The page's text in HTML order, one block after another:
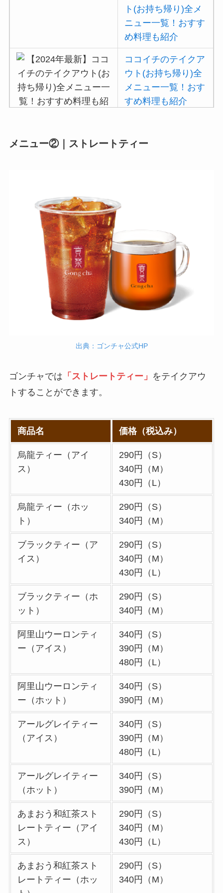
説
すき家の宅配メニュ
ー一覧！出前デリバ
リーの注文方法も解
説
ト(お持ち帰り)全メ
ニュー一覧！おすす
め料理も紹介
ココイチのテイクア
ウト(お持ち帰り)全
メニュー一覧！おす
すめ料理も紹介
吉野家の注文方法や
頼み方まとめ！利用
グ！多い順に全メニ
ューまとめ
デニーズの宅配メニ
ュー一覧！出前デリ
バリーの注文方法も
解説
法や頼み方まとめ！
も解説
多い順に全メニュー
まとめ
丸亀製麺のテイクア
ウト(お持ち帰り)全
メニュー一覧！おす
すめうどんも紹介
丸亀製麺の宅配メニ
ュー一覧！出前デリ
バリーの注文方法も
解説
リンガーハットのテ
イクアウト(お持ち
帰り)全メニュー一
覧！おすすめ料理も
紹介
大戸屋の宅配メニュ
リーの注文方法も解
大戸屋のテイクアウ
ト(お持ち帰り)全メ
ニュー一覧！おすす
め料理も紹介
コメダ珈琲店の注文
方法や頼み方まと
め！利用可能な支払
方法も解説
ー一覧！出前デリバ
リーの注文方法も解
メニュー②｜ストレートティー
出典：ゴンチャ公式HP
ゴンチャでは 「ストレートティー」 をテイクアウ
トすることができます。
商品名 価格（税込み）
烏龍ティー（アイ
ス）
290円（S）
340円（M）
430円（L）
烏龍ティー（ホッ
ト）
290円（S）
340円（M）
ブラックティー（ア
イス）
290円（S）
340円（M）
430円（L）
ブラックティー（ホ
ット）
290円（S）
340円（M）
阿里山ウーロンティ
ー（アイス）
340円（S）
390円（M）
480円（L）
阿里山ウーロンティ
ー（ホット）
340円（S）
390円（M）
アールグレイティー
（アイス）
340円（S）
390円（M）
480円（L）
アールグレイティー
（ホット）
340円（S）
390円（M）
あまおう和紅茶スト
レートティー（アイ
ス）
290円（S）
340円（M）
430円（L）
あまおう和紅茶スト
レートティー（ホッ
290円（S）
340円（M）